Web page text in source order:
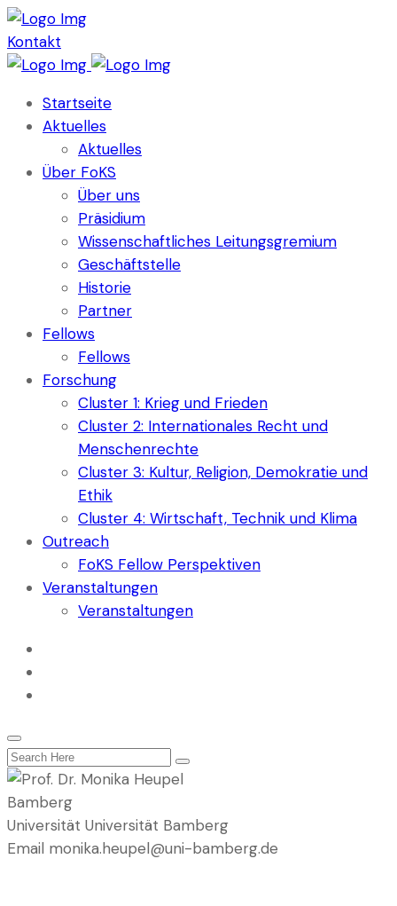
Kontakt
Startseite
Aktuelles
Aktuelles
Über FoKS
Über uns
Präsidium
Wissenschaftliches Leitungsgremium
Geschäftstelle
Historie
Partner
Fellows
Fellows
Forschung
Cluster 1: Krieg und Frieden
Cluster 2: Internationales Recht und
Menschenrechte
Cluster 3: Kultur, Religion, Demokratie und
Ethik
Cluster 4: Wirtschaft, Technik und Klima
Outreach
FoKS Fellow Perspektiven
Veranstaltungen
Veranstaltungen
Bamberg
Universität Universität Bamberg
Email monika.heupel@uni-bamberg.de